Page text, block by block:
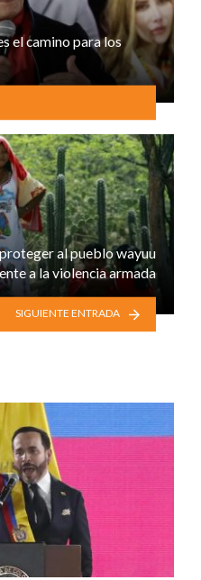
el camino para los
al pueblo wayuu
a la violencia armada
SIGUIENTE ENTRADA